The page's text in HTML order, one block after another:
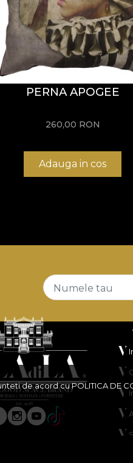
PERNA APOGEE
260,00 RON
Adauga in cos
de acord cuPOLITICA DE
Numele tau